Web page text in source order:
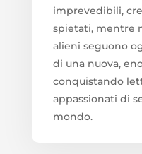
imprevedibili,
spietati, mentre
alieni seguono
di una nuova,
conquistando
appassionati di
mondo.